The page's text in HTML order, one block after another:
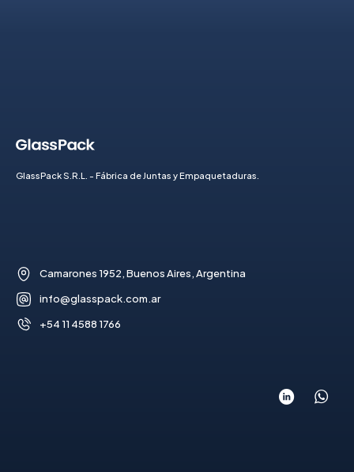
GlassPack S.R.L. - Fábrica de Juntas y Empaquetaduras.
Camarones 1952, Buenos Aires, Argentina
info@glasspack.com.ar
+54 11 4588 1766